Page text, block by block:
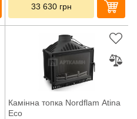
33 630 грн
Камінна топка Nordflam Atina
Eco